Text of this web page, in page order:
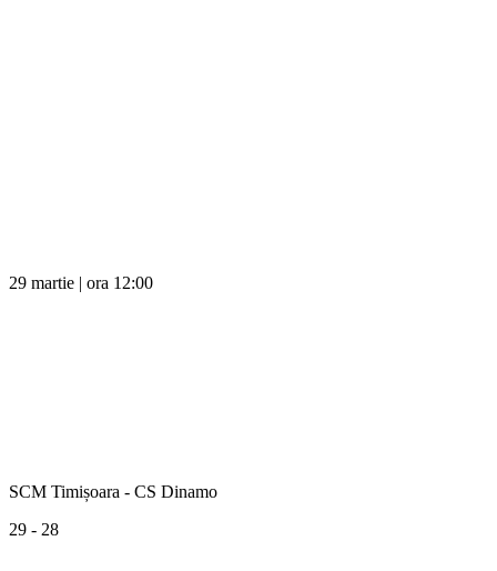
29 martie | ora 12:00
SCM Timișoara - CS Dinamo
29 - 28